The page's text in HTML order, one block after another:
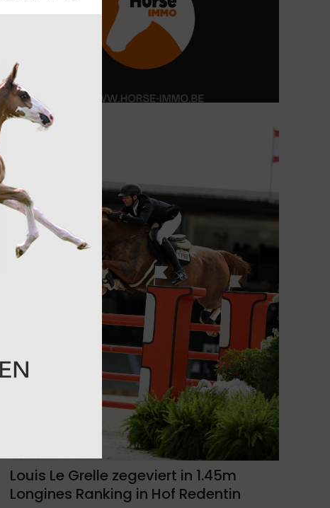
Louis Le Grelle zegeviert in 1.45m
Longines Ranking in Hof Redentin